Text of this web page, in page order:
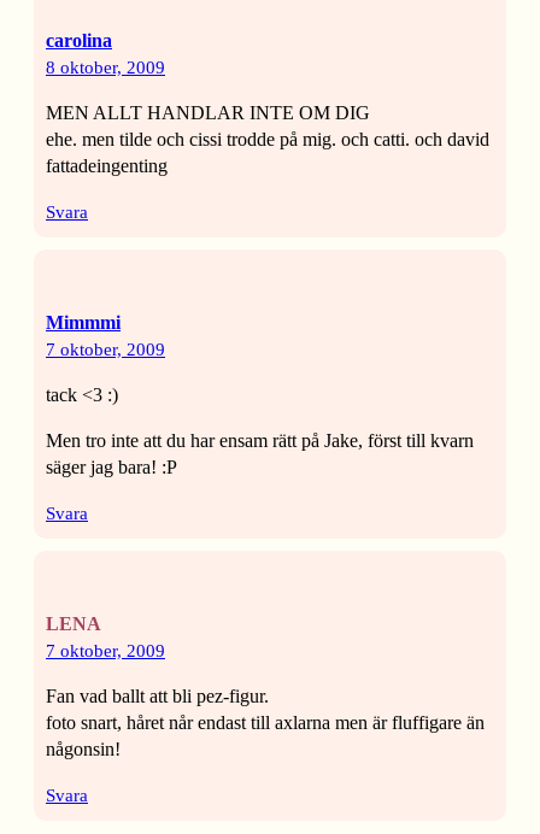
carolina
8 oktober, 2009
MEN ALLT HANDLAR INTE OM DIG
ehe. men tilde och cissi trodde på mig. och catti. och david
fattadeingenting
Svara
Mimmmi
7 oktober, 2009
tack <3 :)
Men tro inte att du har ensam rätt på Jake, först till kvarn
säger jag bara! :P
Svara
LENA
7 oktober, 2009
Fan vad ballt att bli pez-figur.
foto snart, håret når endast till axlarna men är fluffigare än
någonsin!
Svara